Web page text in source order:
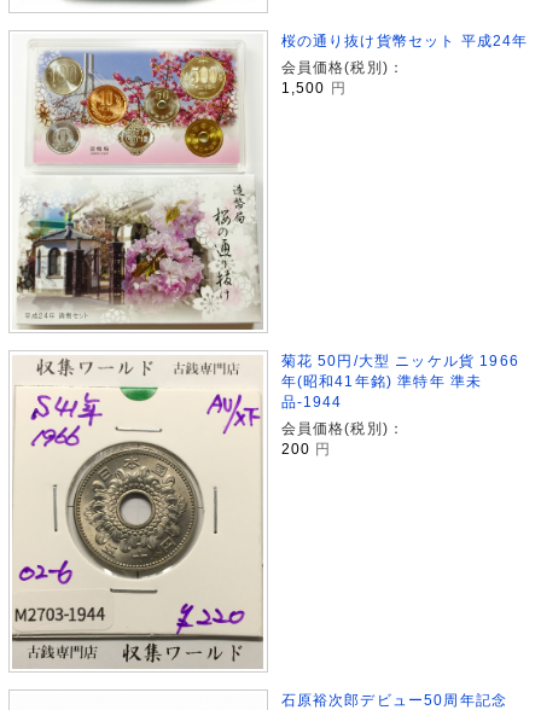
桜の通り抜け貨幣セット 平成24年
会員価格(税別)：
1,500
円
菊花 50円/大型 ニッケル貨 1966
年(昭和41年銘) 準特年 準未
品-1944
会員価格(税別)：
200 円
石原裕次郎デビュー50周年記念